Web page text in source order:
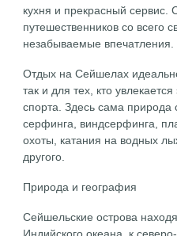
кухня и прекрасный
путешественников со всего
незабываемые впечатления.
Отдых на Сейшелах
так и для тех, кто
спорта. Здесь сама природа
серфинга, виндсерфинга,
охоты, катания на водных
другого.
Природа и география
Сейшельские острова